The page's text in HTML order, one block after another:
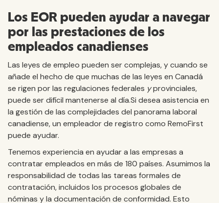
Los EOR pueden ayudar a navegar
por las prestaciones de los
empleados canadienses
Las leyes de empleo pueden ser complejas, y cuando se
añade el hecho de que muchas de las leyes en Canadá
se rigen por las regulaciones federales yprovinciales,
puede ser difícil mantenerse al día.Si desea asistencia en
la gestión de las complejidades del panorama laboral
canadiense, un empleador de registro como RemoFirst
puede ayudar.
Tenemos experiencia en ayudar a las empresas a
contratar empleados en más de 180 países. Asumimos la
responsabilidad de todas las tareas formales de
contratación, incluidos los procesos globales de
nóminas y la documentación de conformidad. Esto